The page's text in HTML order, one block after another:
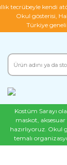
tecrübeyle kendi
Okul gösterisi,
Türkiye
Kostüm Sarayı
maskot,
hazırlıyoruz. Okul
temalı